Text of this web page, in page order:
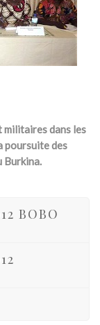
dans les
poursuite des
Burkina.
BOBO